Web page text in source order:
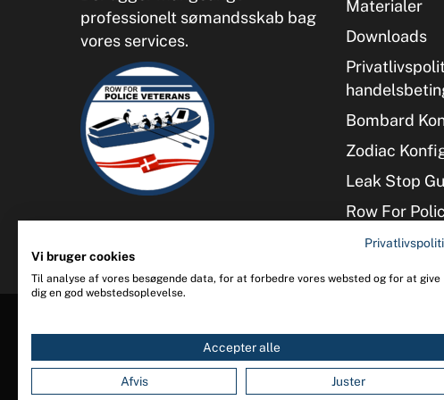
professionelt sømandsskab bag
vores services.
Materialer
Downloads
Bombard
Zodiac
Leak Stop
Row For
Vi bruger cookies
Til analyse af vores besøgende data, for at forbedre vores websted og for at give
dig en god webstedsoplevelse.
Accepter alle
Afvis Juster